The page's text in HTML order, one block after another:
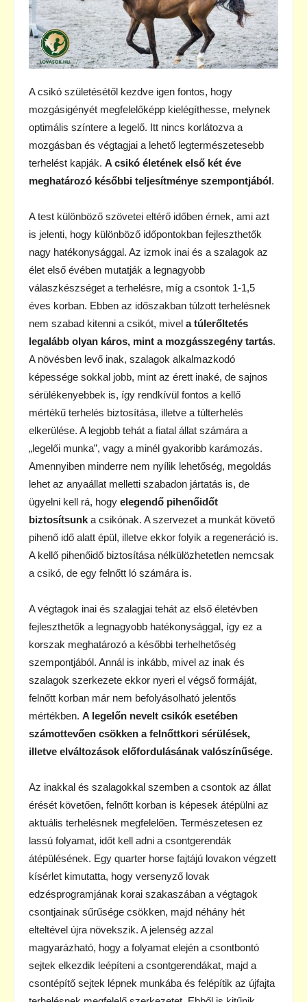
A csikó születésétől kezdve igen fontos, hogy
mozgásigényét megfelelőképp kielégíthesse, melynek
optimális színtere a legelő. Itt nincs korlátozva a
mozgásban és végtagjai a lehető legtermészetesebb
terhelést kapják. A csikó életének első két éve
meghatározó későbbi teljesítménye szempontjából.
A test különböző szövetei eltérő időben érnek, ami azt
is jelenti, hogy különböző időpontokban fejleszthetők
nagy hatékonysággal. Az izmok inai és a szalagok az
élet első évében mutatják a legnagyobb
válaszkészséget a terhelésre, míg a csontok 1-1,5
éves korban. Ebben az időszakban túlzott terhelésnek
nem szabad kitenni a csikót, mivel a túlerőltetés
legalább olyan káros, mint a mozgásszegény tartás.
A növésben levő inak, szalagok alkalmazkodó
képessége sokkal jobb, mint az érett inaké, de sajnos
sérülékenyebbek is, így rendkívül fontos a kellő
mértékű terhelés biztosítása, illetve a túlterhelés
elkerülése. A legjobb tehát a fiatal állat számára a
„legelői munka”, vagy a minél gyakoribb karámozás.
Amennyiben minderre nem nyílik lehetőség, megoldás
lehet az anyaállat melletti szabadon jártatás is, de
ügyelni kell rá, hogy elegendő pihenőidőt
biztosítsunk a csikónak. A szervezet a munkát követő
pihenő idő alatt épül, illetve ekkor folyik a regeneráció is.
A kellő pihenőidő biztosítása nélkülözhetetlen nemcsak
a csikó, de egy felnőtt ló számára is.
A végtagok inai és szalagjai tehát az első életévben
fejleszthetők a legnagyobb hatékonysággal, így ez a
korszak meghatározó a későbbi terhelhetőség
szempontjából. Annál is inkább, mivel az inak és
szalagok szerkezete ekkor nyeri el végső formáját,
felnőtt korban már nem befolyásolható jelentős
mértékben. A legelőn nevelt csikók esetében
számottevően csökken a felnőttkori sérülések,
illetve elváltozások előfordulásának valószínűsége.
Az inakkal és szalagokkal szemben a csontok az állat
érését követően, felnőtt korban is képesek átépülni az
aktuális terhelésnek megfelelően. Természetesen ez
lassú folyamat, időt kell adni a csontgerendák
átépülésének. Egy quarter horse fajtájú lovakon végzett
kísérlet kimutatta, hogy versenyző lovak
edzésprogramjának korai szakaszában a végtagok
csontjainak sűrűsége csökken, majd néhány hét
elteltével újra növekszik. A jelenség azzal
magyarázható, hogy a folyamat elején a csontbontó
sejtek elkezdik leépíteni a csontgerendákat, majd a
csontépítő sejtek lépnek munkába és felépítik az újfajta